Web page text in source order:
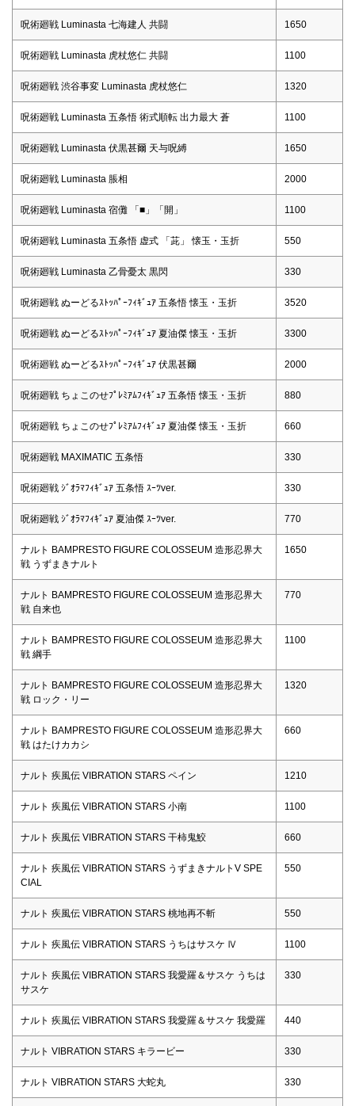
呪術廻戦 Luminasta 七海建人 共闘 1650
呪術廻戦 Luminasta 虎杖悠仁 共闘 1100
呪術廻戦 渋谷事変 Luminasta 虎杖悠仁 1320
呪術廻戦 Luminasta 五条悟 術式順転 出力最大 蒼 1100
呪術廻戦 Luminasta 伏黒甚爾 天与呪縛 1650
呪術廻戦 Luminasta 脹相 2000
呪術廻戦 Luminasta 宿儺 「■」「開」 1100
呪術廻戦 Luminasta 五条悟 虚式 「茈」 懐玉・玉折 550
呪術廻戦 Luminasta 乙骨憂太 黒閃 330
呪術廻戦 ぬーどるｽﾄｯﾊﾟｰﾌｨｷﾞｭｱ 五条悟 懐玉・玉折 3520
呪術廻戦 ぬーどるｽﾄｯﾊﾟｰﾌｨｷﾞｭｱ 夏油傑 懐玉・玉折 3300
呪術廻戦 ぬーどるｽﾄｯﾊﾟｰﾌｨｷﾞｭｱ 伏黒甚爾 2000
呪術廻戦 ちょこのせﾌﾟﾚﾐｱﾑﾌｨｷﾞｭｱ 五条悟 懐玉・玉折 880
呪術廻戦 ちょこのせﾌﾟﾚﾐｱﾑﾌｨｷﾞｭｱ 夏油傑 懐玉・玉折 660
呪術廻戦 MAXIMATIC 五条悟 330
呪術廻戦 ｼﾞｵﾗﾏﾌｨｷﾞｭｱ 五条悟 ｽｰﾂver. 330
呪術廻戦 ｼﾞｵﾗﾏﾌｨｷﾞｭｱ 夏油傑 ｽｰﾂver. 770
ナルト BAMPRESTO FIGURE COLOSSEUM 造形忍界大
戦 うずまきナルト
1650
ナルト BAMPRESTO FIGURE COLOSSEUM 造形忍界大
戦 自来也
770
ナルト BAMPRESTO FIGURE COLOSSEUM 造形忍界大
戦 綱手
1100
ナルト BAMPRESTO FIGURE COLOSSEUM 造形忍界大
戦 ロック・リー
1320
ナルト BAMPRESTO FIGURE COLOSSEUM 造形忍界大
戦 はたけカカシ
660
ナルト 疾風伝 VIBRATION STARS ペイン 1210
ナルト 疾風伝 VIBRATION STARS 小南 1100
ナルト 疾風伝 VIBRATION STARS 干柿鬼鮫 660
ナルト 疾風伝 VIBRATION STARS うずまきナルトV SPE
CIAL
550
ナルト 疾風伝 VIBRATION STARS 桃地再不斬 550
ナルト 疾風伝 VIBRATION STARS うちはサスケ Ⅳ 1100
ナルト 疾風伝 VIBRATION STARS 我愛羅＆サスケ うちは
サスケ
330
ナルト 疾風伝 VIBRATION STARS 我愛羅＆サスケ 我愛羅 440
ナルト VIBRATION STARS キラービー 330
ナルト VIBRATION STARS 大蛇丸 330